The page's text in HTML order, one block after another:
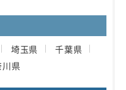
埼玉県
千葉県
川県